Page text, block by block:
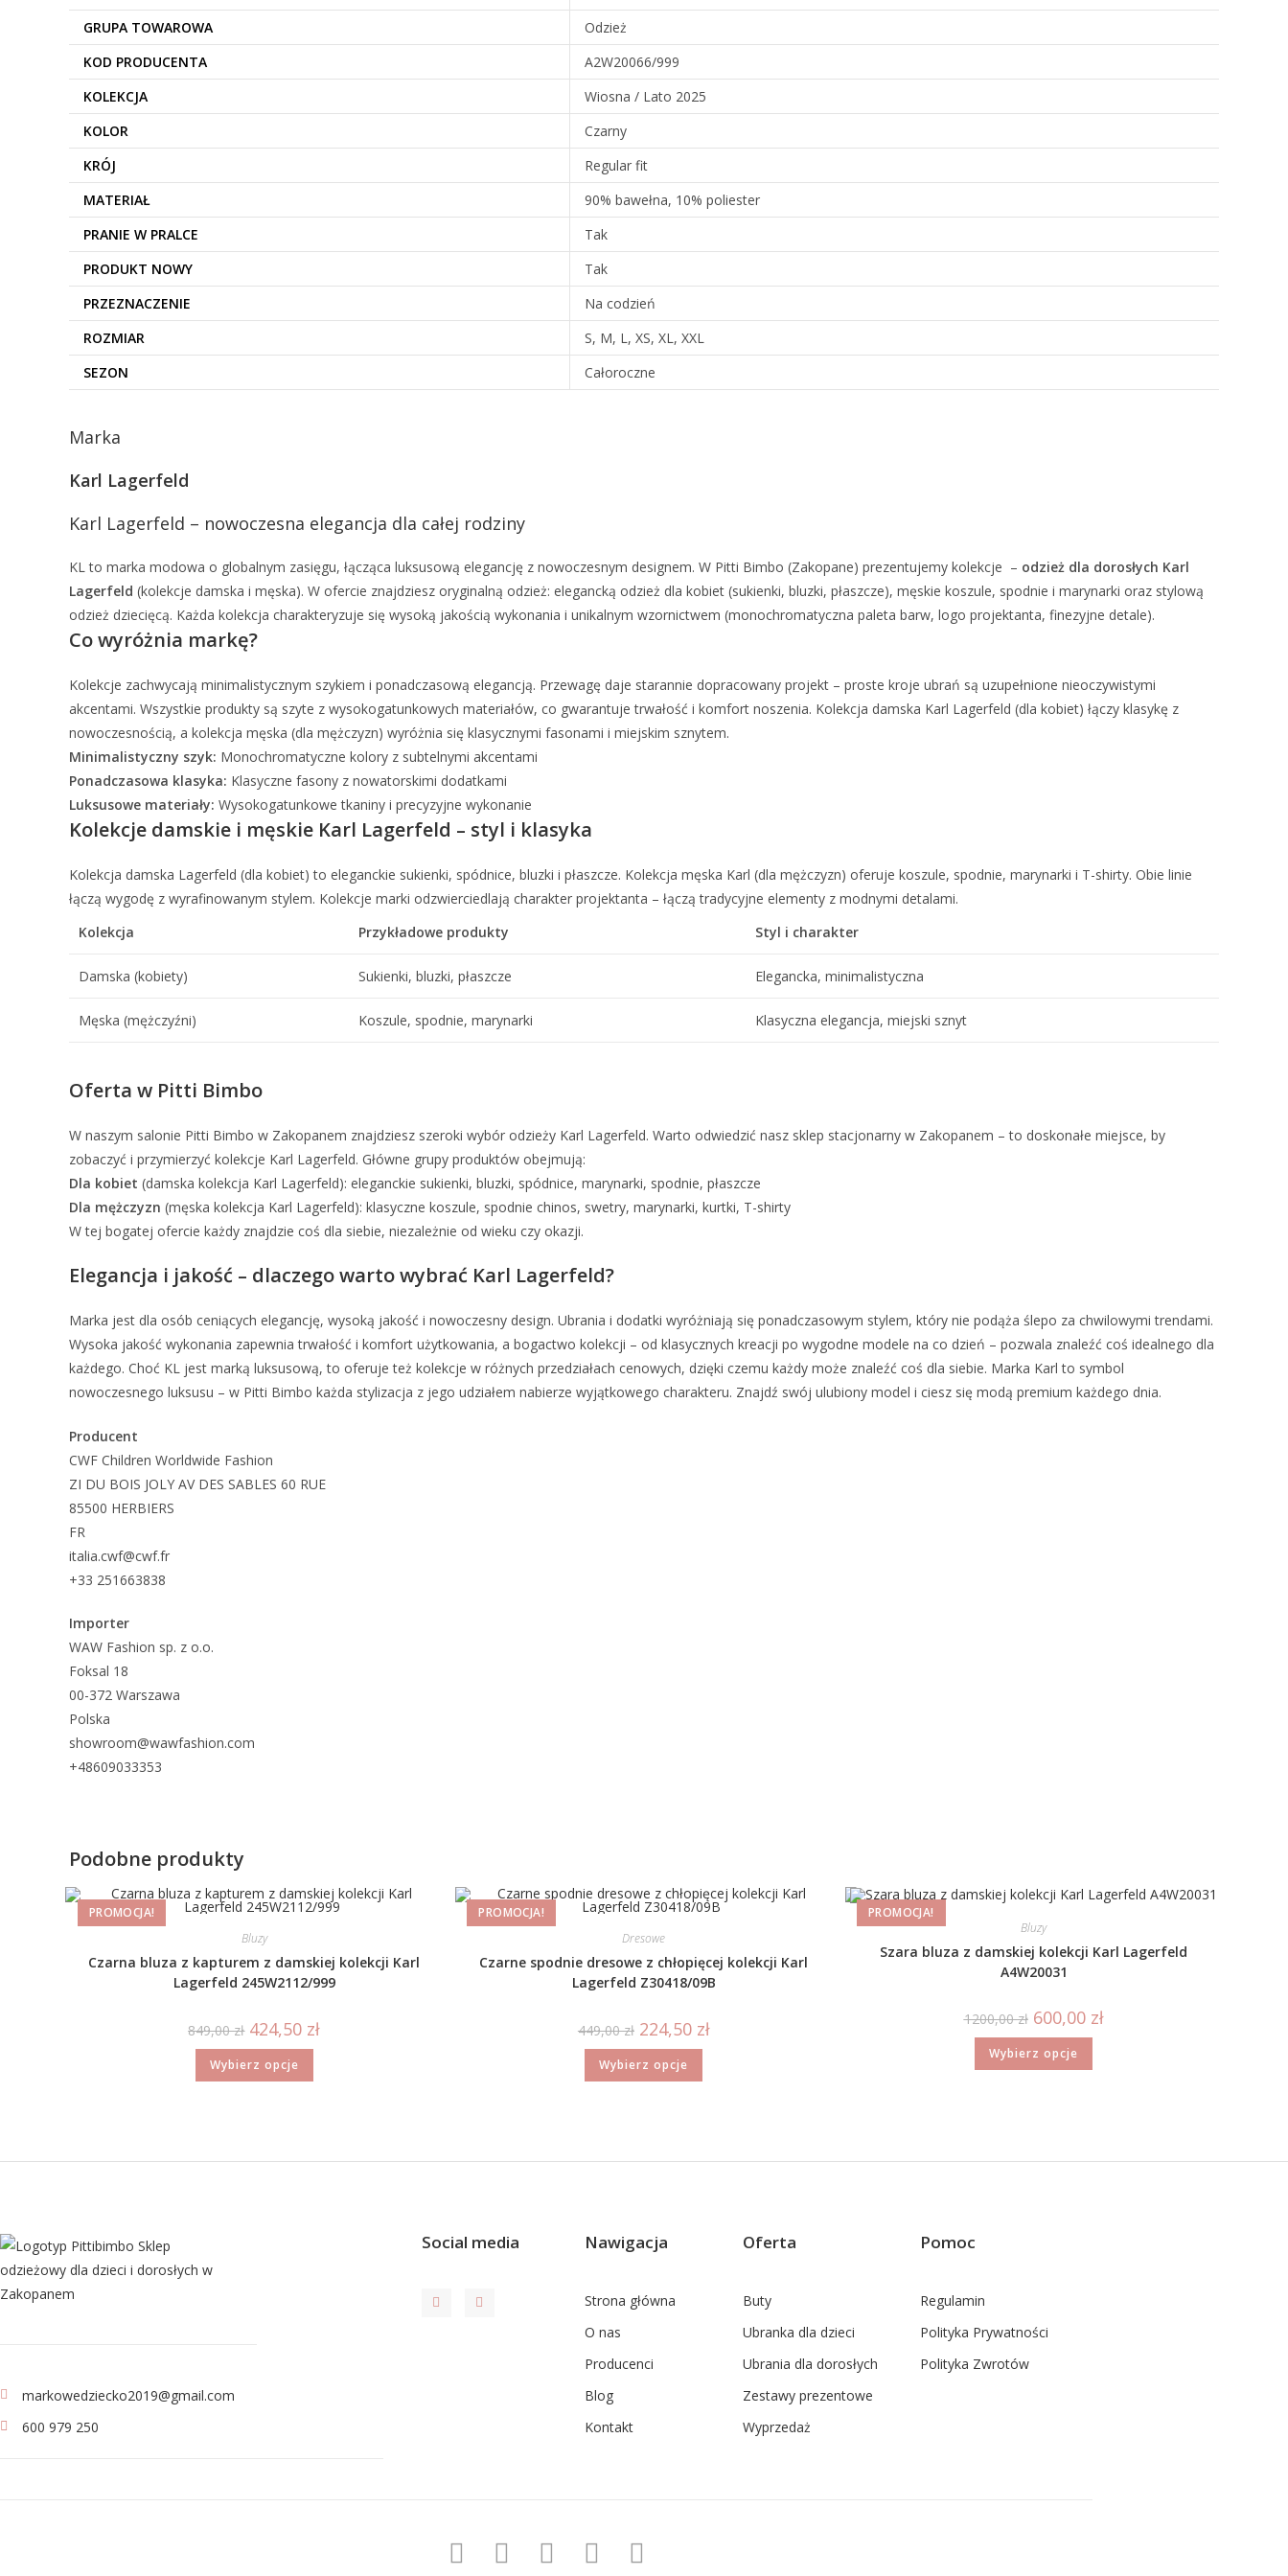
GRUPA TOWAROWA
Odzież
KOD PRODUCENTA
A2W20066/999
KOLEKCJA
Wiosna / Lato 2025
KOLOR
Czarny
KRÓJ
Regular fit
MATERIAŁ
90% bawełna, 10% poliester
PRANIE W PRALCE
Tak
PRODUKT NOWY
Tak
PRZEZNACZENIE
Na codzień
ROZMIAR
S, M, L, XS, XL, XXL
SEZON
Całoroczne
Marka
Karl Lagerfeld
Karl Lagerfeld – nowoczesna elegancja dla całej rodziny
KL to marka modowa o globalnym zasięgu, łącząca luksusową elegancję z nowoczesnym designem. W Pitti Bimbo (Zakopane) prezentujemy kolekcje – odzież dla dorosłych Karl
Lagerfeld (kolekcje damska i męska). W ofercie znajdziesz oryginalną odzież: elegancką odzież dla kobiet (sukienki, bluzki, płaszcze), męskie koszule, spodnie i marynarki oraz stylową
odzież dziecięcą. Każda kolekcja charakteryzuje się wysoką jakością wykonania i unikalnym wzornictwem (monochromatyczna paleta barw, logo projektanta, finezyjne detale).
Co wyróżnia markę?
Kolekcje zachwycają minimalistycznym szykiem i ponadczasową elegancją. Przewagę daje starannie dopracowany projekt – proste kroje ubrań są uzupełnione nieoczywistymi
akcentami. Wszystkie produkty są szyte z wysokogatunkowych materiałów, co gwarantuje trwałość i komfort noszenia. Kolekcja damska Karl Lagerfeld (dla kobiet) łączy klasykę z
nowoczesnością, a kolekcja męska (dla mężczyzn) wyróżnia się klasycznymi fasonami i miejskim sznytem.
Minimalistyczny szyk: Monochromatyczne kolory z subtelnymi akcentami
Ponadczasowa klasyka: Klasyczne fasony z nowatorskimi dodatkami
Luksusowe materiały: Wysokogatunkowe tkaniny i precyzyjne wykonanie
Kolekcje damskie i męskie Karl Lagerfeld – styl i klasyka
Kolekcja damska Lagerfeld (dla kobiet) to eleganckie sukienki, spódnice, bluzki i płaszcze. Kolekcja męska Karl (dla mężczyzn) oferuje koszule, spodnie, marynarki i T-shirty. Obie linie
łączą wygodę z wyrafinowanym stylem. Kolekcje marki odzwierciedlają charakter projektanta – łączą tradycyjne elementy z modnymi detalami.
Kolekcja
Przykładowe produkty Styl i charakter
Damska (kobiety) Sukienki, bluzki, płaszcze Elegancka, minimalistyczna
Męska (mężczyźni) Koszule, spodnie, marynarki Klasyczna elegancja, miejski sznyt
Oferta w Pitti Bimbo
W naszym salonie Pitti Bimbo w Zakopanem znajdziesz szeroki wybór odzieży Karl Lagerfeld. Warto odwiedzić nasz sklep stacjonarny w Zakopanem – to doskonałe miejsce, by
zobaczyć i przymierzyć kolekcje Karl Lagerfeld. Główne grupy produktów obejmują:
Dla kobiet (damska kolekcja Karl Lagerfeld): eleganckie sukienki, bluzki, spódnice, marynarki, spodnie, płaszcze
Dla mężczyzn (męska kolekcja Karl Lagerfeld): klasyczne koszule, spodnie chinos, swetry, marynarki, kurtki, T-shirty
W tej bogatej ofercie każdy znajdzie coś dla siebie, niezależnie od wieku czy okazji.
Elegancja i jakość – dlaczego warto wybrać Karl Lagerfeld?
Marka jest dla osób ceniących elegancję, wysoką jakość i nowoczesny design. Ubrania i dodatki wyróżniają się ponadczasowym stylem, który nie podąża ślepo za chwilowymi trendami.
Wysoka jakość wykonania zapewnia trwałość i komfort użytkowania, a bogactwo kolekcji – od klasycznych kreacji po wygodne modele na co dzień – pozwala znaleźć coś idealnego dla
każdego. Choć KL jest marką luksusową, to oferuje też kolekcje w różnych przedziałach cenowych, dzięki czemu każdy może znaleźć coś dla siebie. Marka Karl to symbol
nowoczesnego luksusu – w Pitti Bimbo każda stylizacja z jego udziałem nabierze wyjątkowego charakteru. Znajdź swój ulubiony model i ciesz się modą premium każdego dnia.
Producent
CWF Children Worldwide Fashion
ZI DU BOIS JOLY AV DES SABLES 60 RUE
85500 HERBIERS
FR
italia.cwf@cwf.fr
+33 251663838
Importer
WAW Fashion sp. z o.o.
Foksal 18
00-372 Warszawa
Polska
showroom@wawfashion.com
+48609033353
Podobne produkty
PROMOCJA!
Bluzy
Czarna bluza z kapturem z damskiej kolekcji Karl
Lagerfeld 245W2112/999
849,00zł 424,50 zł
Wybierz opcje
PROMOCJA!
Dresowe
Czarne spodnie dresowe z chłopięcej kolekcji Karl
Lagerfeld Z30418/09B
449,00zł 224,50 zł
Wybierz opcje
PROMOCJA!
Bluzy
Szara bluza z damskiej kolekcji Karl Lagerfeld
A4W20031
1200,00zł 600,00 zł
Wybierz opcje
markowedziecko2019@gmail.com
600 979 250
Social media Nawigacja
Strona główna
O nas
Producenci
Blog
Kontakt
Oferta
Buty
Ubranka dla dzieci
Ubrania dla dorosłych
Zestawy prezentowe
Wyprzedaż
Pomoc
Regulamin
Polityka Prywatności
Polityka Zwrotów